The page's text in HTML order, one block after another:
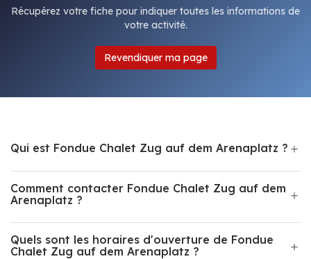
Récupérez votre fiche pour indiquer toutes les informations de
votre activité.
Revendiquer ma page
Qui est Fondue Chalet Zug auf dem Arenaplatz ?
Comment contacter Fondue Chalet Zug auf dem
Arenaplatz ?
Quels sont les horaires d'ouverture de Fondue
Chalet Zug auf dem Arenaplatz ?